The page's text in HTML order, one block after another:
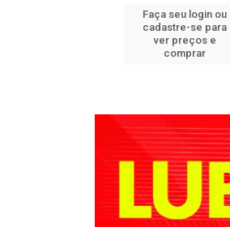
Faça seu login ou
cadastre-se para
ver preços e
comprar